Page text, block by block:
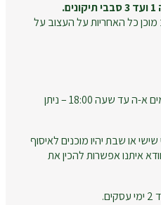
כל האחריות על העצוב על
הזמנות באיסוף עצמי שיבוצעו בימים א-ה עד שעה 18:00 – ניתן
או שבת יהיו מוכנים לאיסוף
איתנו אפשרות להכין את